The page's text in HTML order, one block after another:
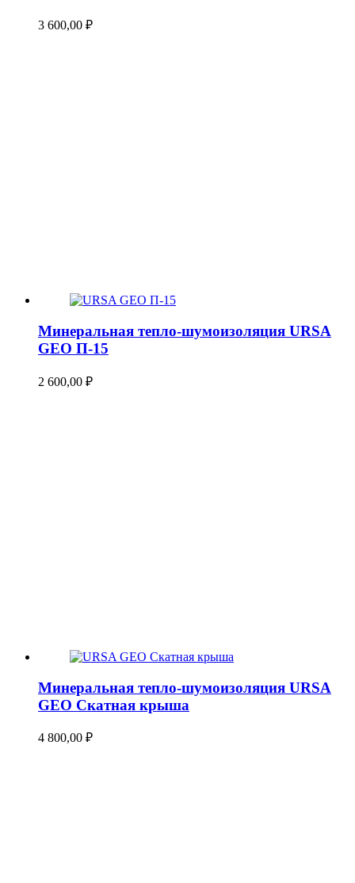
3 600,00 ₽
Минеральная тепло-шумоизоляция URSA
GEO П-15
2 600,00 ₽
Минеральная тепло-шумоизоляция URSA
GEO Скатная крыша
4 800,00 ₽